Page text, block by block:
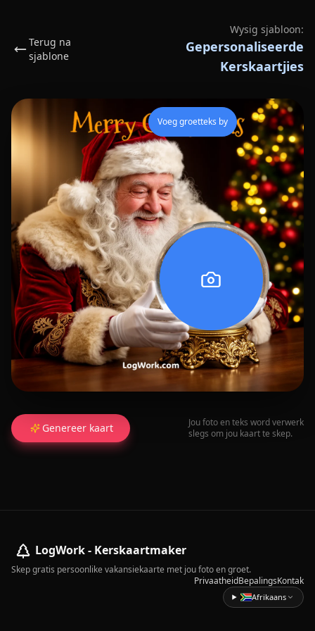
Terug na
sjablone
Wysig sjabloon:
Gepersonaliseerde
Kerskaartjies
Voeg groetteks by
Genereer kaart
Jou foto en teks word verwerk
slegs om jou kaart te skep.
LogWork - Kerskaartmaker
Skep gratis persoonlike vakansiekaarte met jou foto en groet.
PrivaatheidBepalingsKontak
Afrikaans